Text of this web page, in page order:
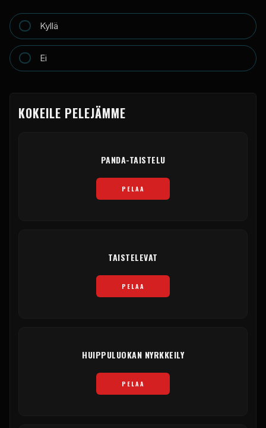
Kyllä
Ei
KOKEILE PELEJÄMME
PANDA-TAISTELU
PELAA
TAISTELEVAT
PELAA
HUIPPULUOKAN NYRKKEILY
PELAA